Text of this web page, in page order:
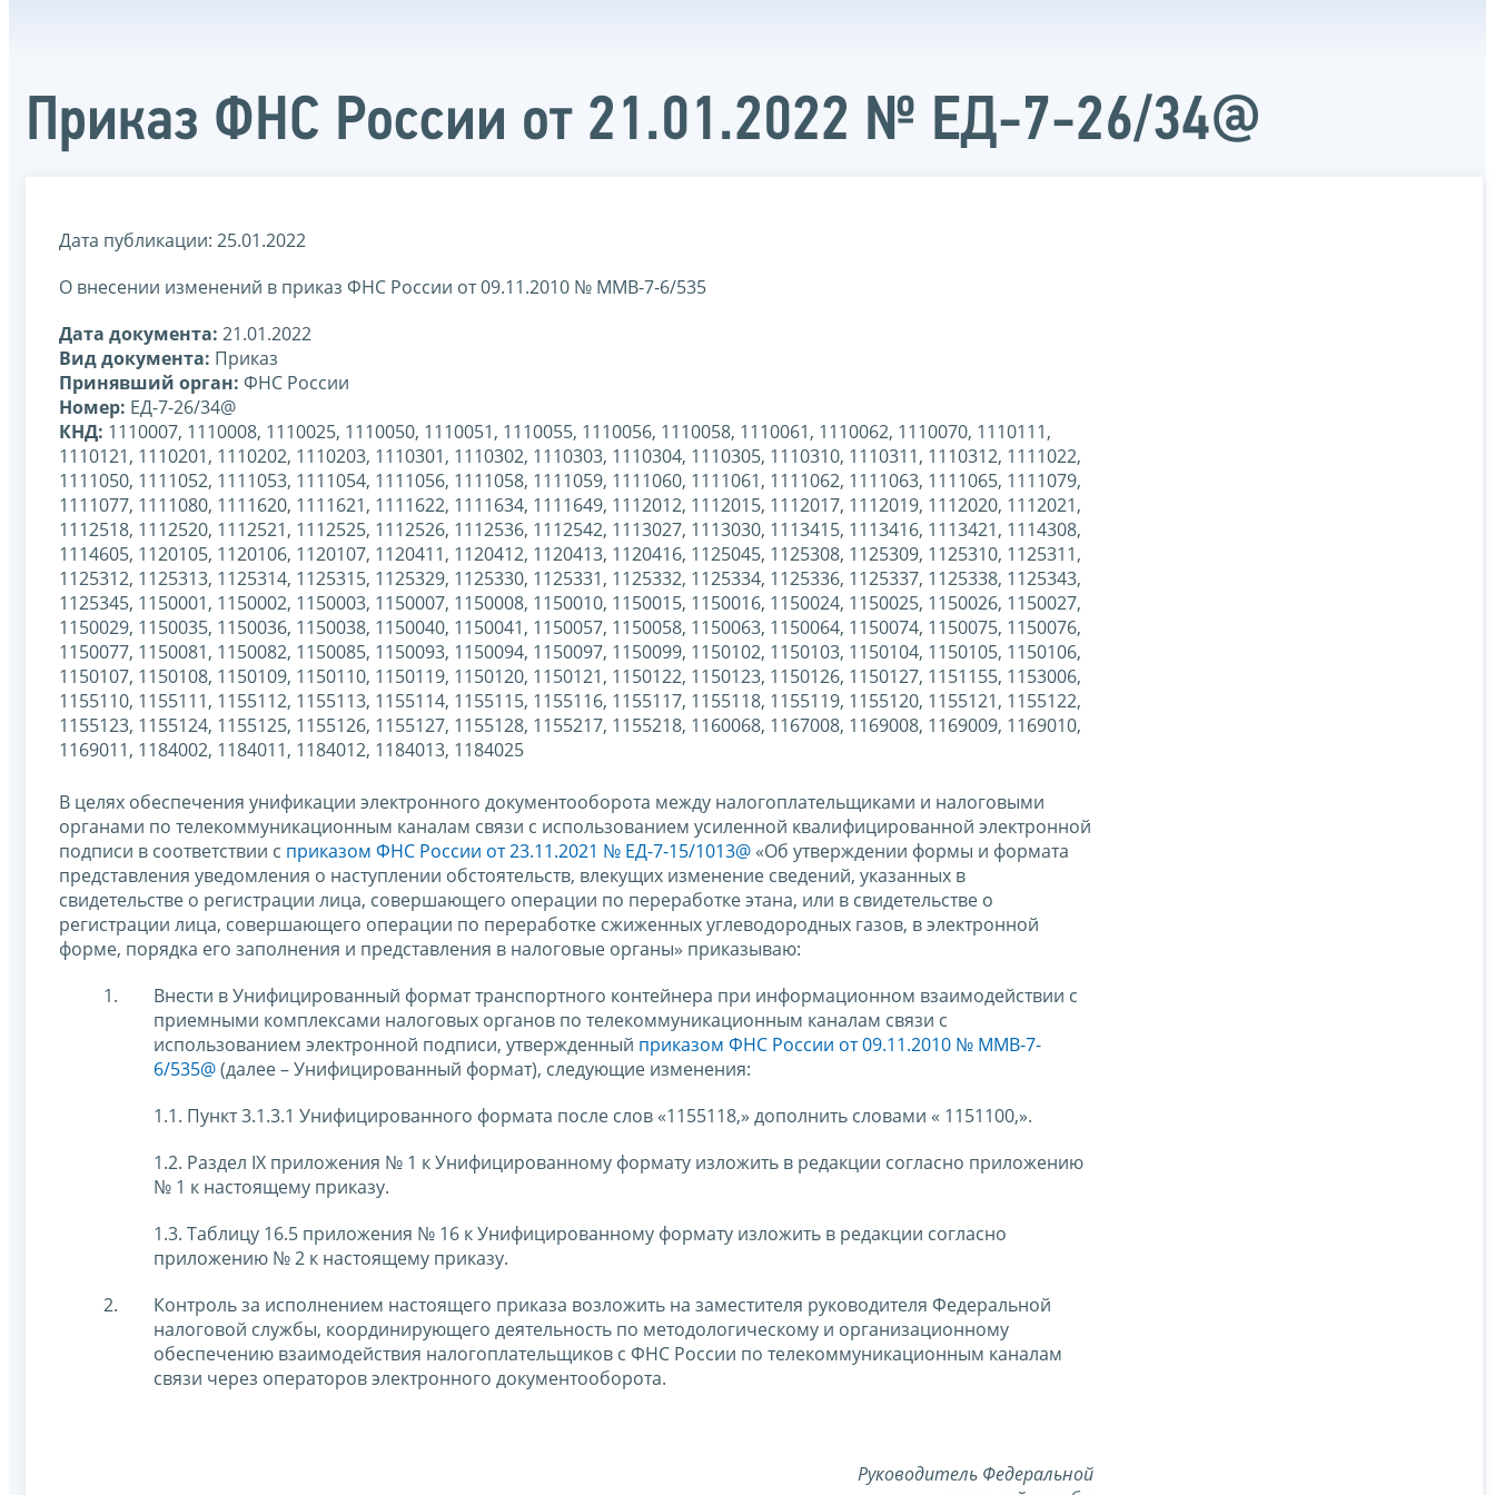
Приказ ФНС России от 21.01.2022 № ЕД-7-26/34@
Дата публикации: 25.01.2022
О внесении изменений в приказ ФНС России от 09.11.2010 № ММВ-7-6/535
Дата документа: 21.01.2022
Вид документа: Приказ
Принявший орган: ФНС России
Номер: ЕД-7-26/34@
КНД: 1110007, 1110008, 1110025, 1110050, 1110051, 1110055, 1110056, 1110058, 1110061, 1110062, 1110070, 1110111,
1110121, 1110201, 1110202, 1110203, 1110301, 1110302, 1110303, 1110304, 1110305, 1110310, 1110311, 1110312, 1111022,
1111050, 1111052, 1111053, 1111054, 1111056, 1111058, 1111059, 1111060, 1111061, 1111062, 1111063, 1111065, 1111079,
1111077, 1111080, 1111620, 1111621, 1111622, 1111634, 1111649, 1112012, 1112015, 1112017, 1112019, 1112020, 1112021,
1112518, 1112520, 1112521, 1112525, 1112526, 1112536, 1112542, 1113027, 1113030, 1113415, 1113416, 1113421, 1114308,
1114605, 1120105, 1120106, 1120107, 1120411, 1120412, 1120413, 1120416, 1125045, 1125308, 1125309, 1125310, 1125311,
1125312, 1125313, 1125314, 1125315, 1125329, 1125330, 1125331, 1125332, 1125334, 1125336, 1125337, 1125338, 1125343,
1125345, 1150001, 1150002, 1150003, 1150007, 1150008, 1150010, 1150015, 1150016, 1150024, 1150025, 1150026, 1150027,
1150029, 1150035, 1150036, 1150038, 1150040, 1150041, 1150057, 1150058, 1150063, 1150064, 1150074, 1150075, 1150076,
1150077, 1150081, 1150082, 1150085, 1150093, 1150094, 1150097, 1150099, 1150102, 1150103, 1150104, 1150105, 1150106,
1150107, 1150108, 1150109, 1150110, 1150119, 1150120, 1150121, 1150122, 1150123, 1150126, 1150127, 1151155, 1153006,
1155110, 1155111, 1155112, 1155113, 1155114, 1155115, 1155116, 1155117, 1155118, 1155119, 1155120, 1155121, 1155122,
1155123, 1155124, 1155125, 1155126, 1155127, 1155128, 1155217, 1155218, 1160068, 1167008, 1169008, 1169009, 1169010,
1169011, 1184002, 1184011, 1184012, 1184013, 1184025
В целях обеспечения унификации электронного документооборота между налогоплательщиками и налоговыми
органами по телекоммуникационным каналам связи с использованием усиленной квалифицированной электронной
подписи в соответствии с приказом ФНС России от 23.11.2021 № ЕД-7-15/1013@ «Об утверждении формы и формата
представления уведомления о наступлении обстоятельств, влекущих изменение сведений, указанных в
свидетельстве о регистрации лица, совершающего операции по переработке этана, или в свидетельстве о
регистрации лица, совершающего операции по переработке сжиженных углеводородных газов, в электронной
форме, порядка его заполнения и представления в налоговые органы» приказываю:
Внести в Унифицированный формат транспортного контейнера при информационном взаимодействии с
приемными комплексами налоговых органов по телекоммуникационным каналам связи с
использованием электронной подписи, утвержденный приказом ФНС России от 09.11.2010 № ММВ-7-
6/535@(далее – Унифицированный формат), следующие изменения:
1.1. Пункт 3.1.3.1 Унифицированного формата после слов «1155118,» дополнить словами « 1151100,».
1.2. Раздел IX приложения № 1 к Унифицированному формату изложить в редакции согласно приложению
№ 1 к настоящему приказу.
1.3. Таблицу 16.5 приложения № 16 к Унифицированному формату изложить в редакции согласно
приложению № 2 к настоящему приказу.
Контроль за исполнением настоящего приказа возложить на заместителя руководителя Федеральной
налоговой службы, координирующего деятельность по методологическому и организационному
обеспечению взаимодействия налогоплательщиков с ФНС России по телекоммуникационным каналам
связи через операторов электронного документооборота.
Руководитель Федеральной